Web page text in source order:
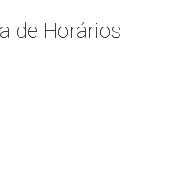
de Horários